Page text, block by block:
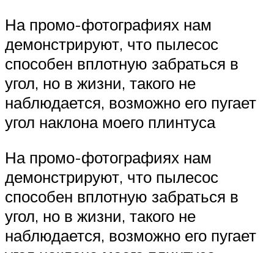
На промо-фотографиях нам
демонстрируют, что пылесос
способен вплотную забраться в
угол, но в жизни, такого не
наблюдается, возможно его пугает
угол наклона моего плинтуса
На промо-фотографиях нам
демонстрируют, что пылесос
способен вплотную забраться в
угол, но в жизни, такого не
наблюдается, возможно его пугает